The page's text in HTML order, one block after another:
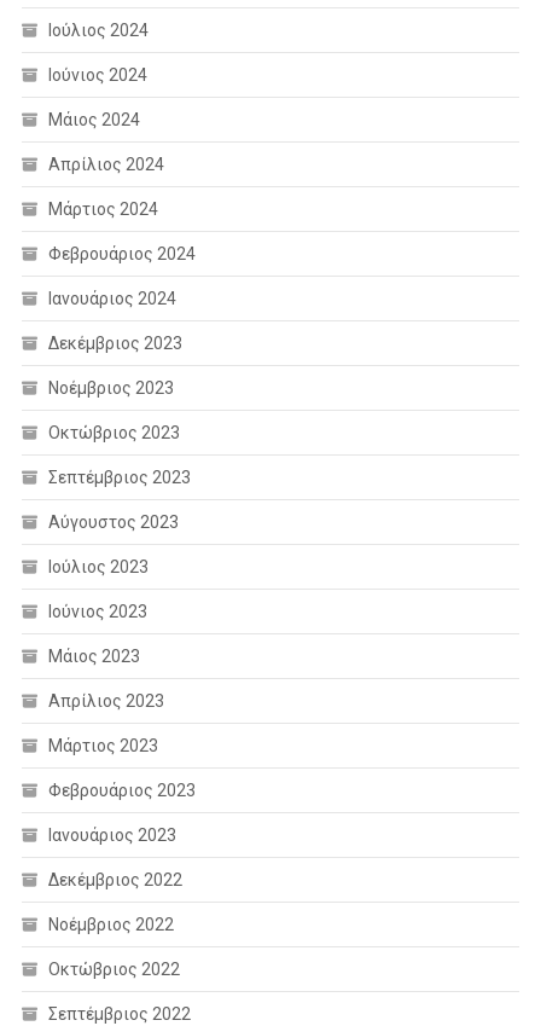
Ιούλιος 2024
Ιούνιος 2024
Μάιος 2024
Απρίλιος 2024
Μάρτιος 2024
Φεβρουάριος 2024
Ιανουάριος 2024
Δεκέμβριος 2023
Νοέμβριος 2023
Οκτώβριος 2023
Σεπτέμβριος 2023
Αύγουστος 2023
Ιούλιος 2023
Ιούνιος 2023
Μάιος 2023
Απρίλιος 2023
Μάρτιος 2023
Φεβρουάριος 2023
Ιανουάριος 2023
Δεκέμβριος 2022
Νοέμβριος 2022
Οκτώβριος 2022
Σεπτέμβριος 2022